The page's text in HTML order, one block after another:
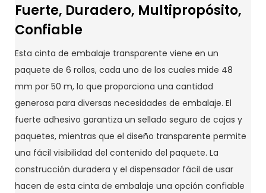
Fuerte, Duradero, Multipropósito,
Confiable
Esta cinta de embalaje transparente viene en un
paquete de 6 rollos, cada uno de los cuales mide 48
mm por 50 m, lo que proporciona una cantidad
generosa para diversas necesidades de embalaje. El
fuerte adhesivo garantiza un sellado seguro de cajas y
paquetes, mientras que el diseño transparente permite
una fácil visibilidad del contenido del paquete. La
construcción duradera y el dispensador fácil de usar
hacen de esta cinta de embalaje una opción confiable